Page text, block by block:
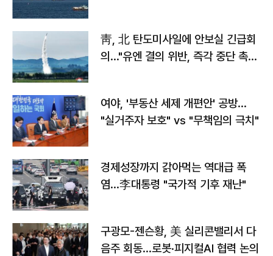
靑, 北 탄도미사일에 안보실 긴급회
의…"유엔 결의 위반, 즉각 중단 촉
여야, '부동산 세제 개편안' 공방…
"실거주자 보호" vs "무책임의 극치"
경제성장까지 갉아먹는 역대급 폭
염…李대통령 "국가적 기후 재난"
구광모-젠슨황, 美 실리콘밸리서 다
음주 회동…로봇·피지컬AI 협력 논의